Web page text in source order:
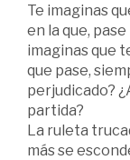
Te imaginas
en la que,
imaginas que
que pase,
perjudicado?
partida?
La ruleta
más se